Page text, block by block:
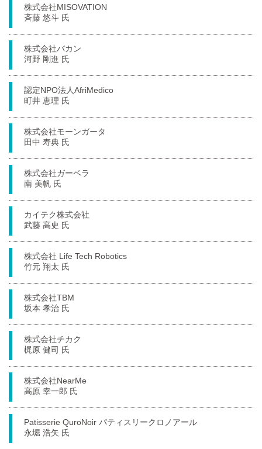
株式会社MISOVATION
斉藤 悠斗 氏
株式会社バカン
河野 剛進 氏
認定NPO法人AfriMedico
町井 恵理 氏
株式会社モーンガータ
田中 寿典 氏
株式会社ガーベラ
南 美帆 氏
カイテク株式会社
武藤 高史 氏
株式会社 Life Tech Robotics
竹元 翔太 氏
株式会社TBM
坂本 孝治 氏
株式会社チカク
梶原 健司 氏
株式会社NearMe
高原 幸一郎 氏
Patisserie QuroNoir パティスリークロノアール
永堀 浩矢 氏